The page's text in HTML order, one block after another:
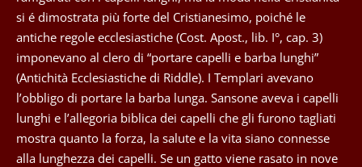
si é dimostrata più forte del Cristianesimo, poiché le
antiche regole ecclesiastiche (Cost. Apost., lib. I°, cap. 3)
imponevano al clero di “portare capelli e barba lunghi”
(Antichità Ecclesiastiche di Riddle). I Templari avevano
l’obbligo di portare la barba lunga. Sansone aveva i capelli
lunghi e l’allegoria biblica dei capelli che gli furono tagliati
mostra quanto la forza, la salute e la vita siano connesse
alla lunghezza dei capelli. Se un gatto viene rasato in nove